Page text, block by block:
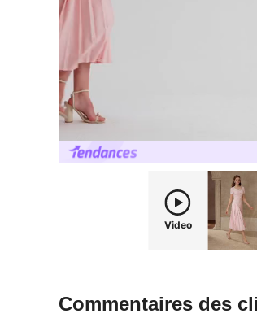
Video
Commentaires des